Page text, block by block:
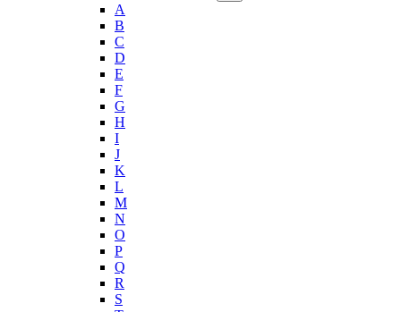
A
B
C
D
E
F
G
H
I
J
K
L
M
N
O
P
Q
R
S